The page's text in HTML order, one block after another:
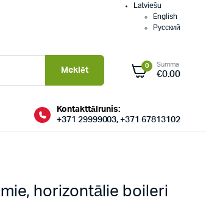
Latviešu
English
Русский
Meklēt 0 Summa
€0.00
Kontakttālrunis:
+371 29999003, +371 67813102
horizontālie boileri